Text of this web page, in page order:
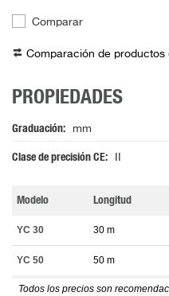
Comparar
Comparación de productos
PROPIEDADES
Graduación mm
Clase de precisión CE
Modelo Longitud
YC 30 30 m
YC 50 50 m
Todos los precios son